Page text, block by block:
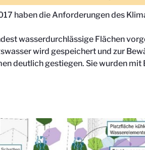
haben die Anforderungen des
wasserdurchlässige Flächen
wird gespeichert und zur
deutlich gestiegen. Sie wurden